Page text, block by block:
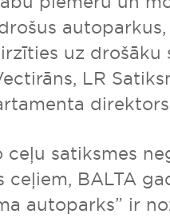
uz drošāku
LR
ceļu satiksmes
BALTA
autoparks” ir